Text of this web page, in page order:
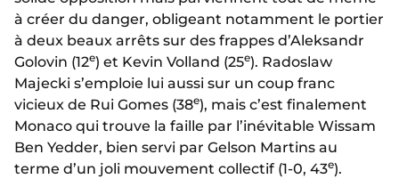
à créer du danger, obligeant notamment le portier
à deux beaux arrêts sur des frappes d’Aleksandr
Golovin (12e) et Kevin Volland (25e). Radoslaw
Majecki s’emploie lui aussi sur un coup franc
vicieux de Rui Gomes (38e), mais c’est finalement
Monaco qui trouve la faille par l’inévitable Wissam
Ben Yedder, bien servi par Gelson Martins au
terme d’un joli mouvement collectif (1-0, 43e).